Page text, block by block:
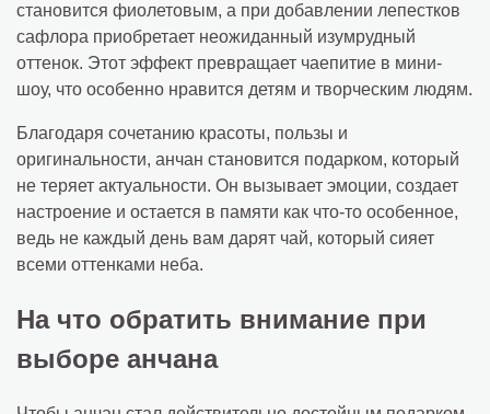
становится фиолетовым, а при добавлении лепестков
сафлора приобретает неожиданный изумрудный
оттенок. Этот эффект превращает чаепитие в мини-
шоу, что особенно нравится детям и творческим людям.
Благодаря сочетанию красоты, пользы и
оригинальности, анчан становится подарком, который
не теряет актуальности. Он вызывает эмоции, создает
настроение и остается в памяти как что-то особенное,
ведь не каждый день вам дарят чай, который сияет
всеми оттенками неба.
На что обратить внимание при
выборе анчана